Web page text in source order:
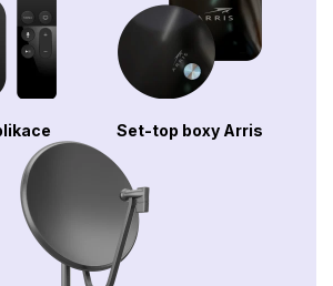
Set-top boxy Arris